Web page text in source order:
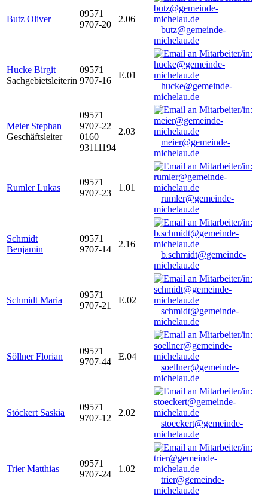
Butz Oliver
09571
9707-20
2.06
butz@gemeinde-
michelau.de
Hucke Birgit
Sachgebietsleiterin
09571
9707-16
E.01
hucke@gemeinde-
michelau.de
Meier Stephan
Geschäftsleiter
09571
9707-22
0160
93111194
2.03
meier@gemeinde-
michelau.de
Rumler Lukas
09571
9707-23
1.01
rumler@gemeinde-
michelau.de
Schmidt
Benjamin
09571
9707-14
2.16
b.schmidt@gemeinde-
michelau.de
Schmidt Maria
09571
9707-21
E.02
schmidt@gemeinde-
michelau.de
Söllner Florian
09571
9707-44
E.04
soellner@gemeinde-
michelau.de
Stöckert Saskia
09571
9707-12
2.02
stoeckert@gemeinde-
michelau.de
Trier Matthias
09571
9707-24
1.02
trier@gemeinde-
michelau.de